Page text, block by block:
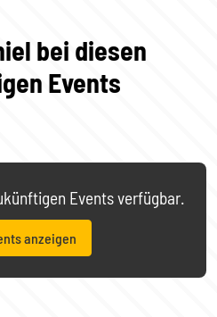
bei diesen
Events
Events verfügbar.
anzeigen